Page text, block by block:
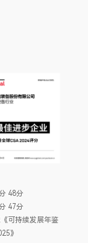
48分
47分
可持续发展年鉴
》